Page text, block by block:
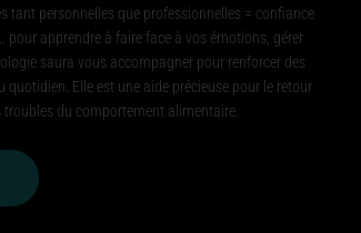
tant personnelles que professionnelles = confiance
apprendre à faire face à vos émotions, gérer
saura vous accompagner pour renforcer des
Elle est une aide précieuse pour le retour
du comportement alimentaire.